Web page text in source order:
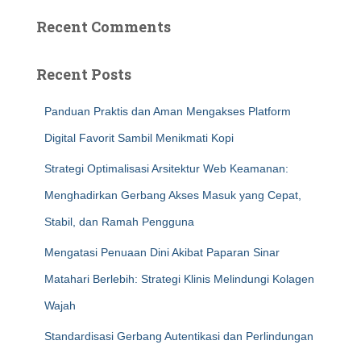
Recent Comments
Recent Posts
Panduan Praktis dan Aman Mengakses Platform
Digital Favorit Sambil Menikmati Kopi
Strategi Optimalisasi Arsitektur Web Keamanan:
Menghadirkan Gerbang Akses Masuk yang Cepat,
Stabil, dan Ramah Pengguna
Mengatasi Penuaan Dini Akibat Paparan Sinar
Matahari Berlebih: Strategi Klinis Melindungi Kolagen
Wajah
Standardisasi Gerbang Autentikasi dan Perlindungan